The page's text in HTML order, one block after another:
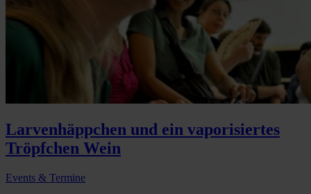
Larvenhäppchen und ein vaporisiertes
Tröpfchen Wein
Events & Termine